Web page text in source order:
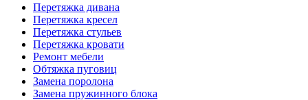
Перетяжка дивана
Перетяжка кресел
Перетяжка стульев
Перетяжка кровати
Ремонт мебели
Обтяжка пуговиц
Замена поролона
Замена пружинного блока